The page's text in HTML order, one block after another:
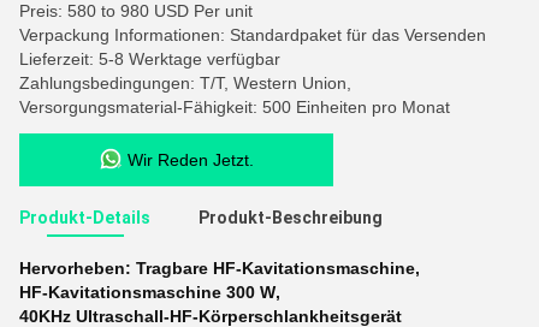
Preis: 580 to 980 USD Per unit
Verpackung Informationen: Standardpaket für das Versenden
Lieferzeit: 5-8 Werktage verfügbar
Zahlungsbedingungen: T/T, Western Union,
Versorgungsmaterial-Fähigkeit: 500 Einheiten pro Monat
Wir Reden Jetzt.
Produkt-Details Produkt-Beschreibung
Hervorheben: Tragbare HF-Kavitationsmaschine,
HF-Kavitationsmaschine 300 W,
40KHz Ultraschall-HF-Körperschlankheitsgerät